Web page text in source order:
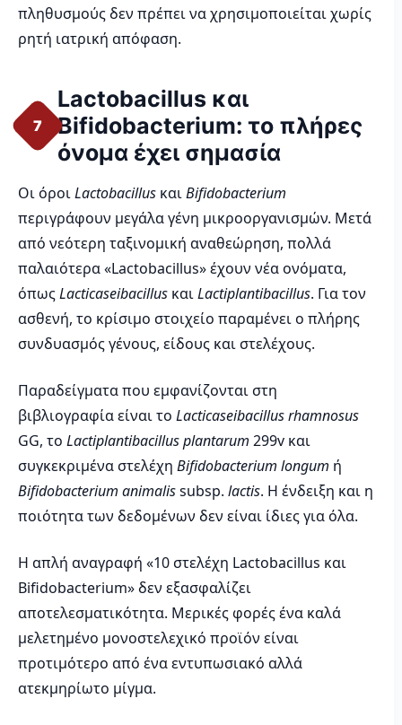
πληθυσμούς δεν πρέπει να χρησιμοποιείται χωρίς
ρητή ιατρική απόφαση.
7
Lactobacillus και
Bifidobacterium: το πλήρες
όνομα έχει σημασία
Οι όροιLactobacillus καιBifidobacterium
περιγράφουν μεγάλα γένη μικροοργανισμών. Μετά
από νεότερη ταξινομική αναθεώρηση, πολλά
παλαιότερα «Lactobacillus» έχουν νέα ονόματα,
όπωςLacticaseibacillus καιLactiplantibacillus. Για τον
ασθενή, το κρίσιμο στοιχείο παραμένει ο πλήρης
συνδυασμός γένους, είδους και στελέχους.
Παραδείγματα που εμφανίζονται στη
βιβλιογραφία είναι το Lacticaseibacillus rhamnosus
GG, το Lactiplantibacillus plantarum 299v και
συγκεκριμένα στελέχη Bifidobacterium longum ή
Bifidobacterium animalissubsp. lactis. Η ένδειξη και η
ποιότητα των δεδομένων δεν είναι ίδιες για όλα.
Η απλή αναγραφή «10 στελέχη Lactobacillus και
Bifidobacterium» δεν εξασφαλίζει
αποτελεσματικότητα. Μερικές φορές ένα καλά
μελετημένο μονοστελεχικό προϊόν είναι
προτιμότερο από ένα εντυπωσιακό αλλά
ατεκμηρίωτο μίγμα.